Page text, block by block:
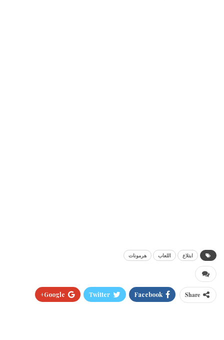
ابتلاع اللعاب هرمونات
Share
Facebook
Twitter
Google+